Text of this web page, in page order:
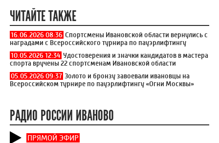
ЧИТАЙТЕ ТАКЖЕ
16.06.2026 08:36 Спортсмены Ивановской области вернулись с
наградами с Всероссийского турнира по пауэрлифтингу
10.05.2026 12:34 Удостоверения и значки кандидатов в мастера
спорта вручены 22 спортсменам Ивановской области
05.05.2026 09:37 Золото и бронзу завоевали ивановцы на
Всероссийском турнире по пауэрлифтингу «Огни Москвы»
РАДИО РОССИИ ИВАНОВО
ПРЯМОЙ ЭФИР